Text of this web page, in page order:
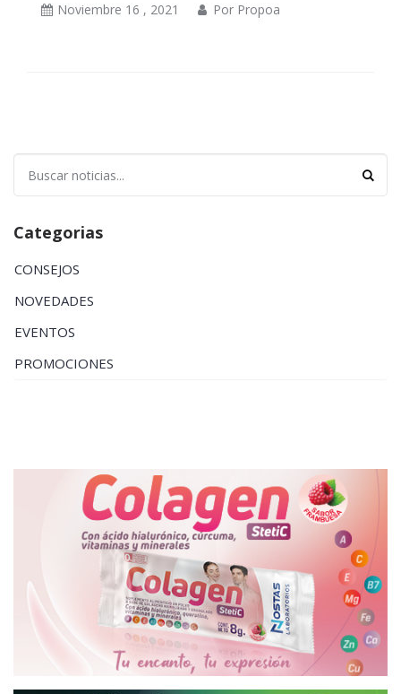
Noviembre 16 , 2021
Por Propoa
Categorias
CONSEJOS
NOVEDADES
EVENTOS
PROMOCIONES